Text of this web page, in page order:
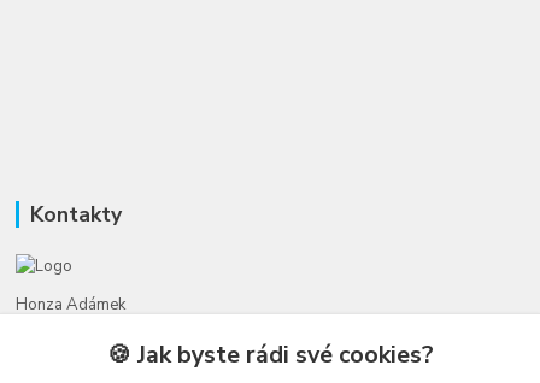
Kontakty
Honza Adámek
(Po-Ne, 9-21 hod.)🍪 Jak byste rádi své cookies?